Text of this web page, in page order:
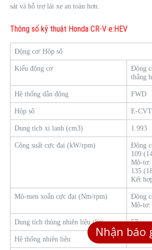
sát và hỗ trợ lái xe an toàn hơn.
Thông số kỹ thuật Honda CR-V e:HEV
Động cơ/ Hộp số
Kiểu động cơ
Động
thẳng
Hệ thống dẫn động FWD
Hộp số E-CVT
Dung tích xi lanh (cm3) 1.993
Công suất cực đại (kW/rpm)
Động
109
Mô-tơ:
135
Kết
Mô-men xoắn cực đại (Nm/rpm)
Động
Mô-tơ:
Dung tích thùng nhiên liệu (lít) 57
Hệ thống nhiên liệu PGM-
Nhận báo